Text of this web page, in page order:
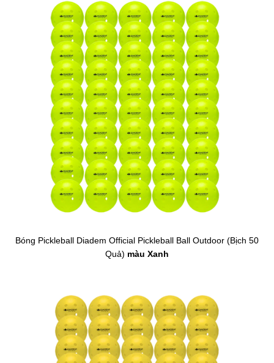
Bóng Pickleball Diadem Official Pickleball Ball Outdoor (Bịch 50
Quả) màu Xanh